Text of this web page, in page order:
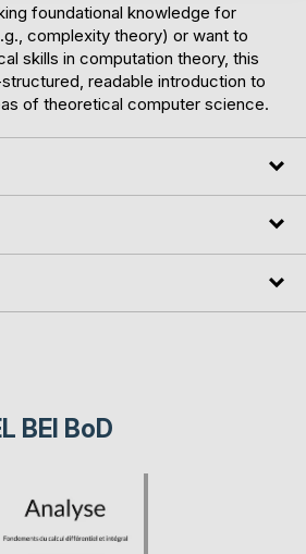
foundational knowledge for
complexity theory) or want to
skills in computation theory, this
readable introduction to
of theoretical computer science.
BEI BoD